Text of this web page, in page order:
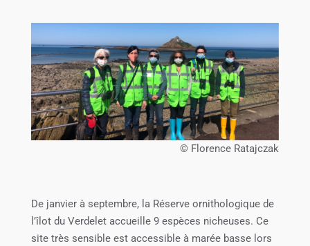
© Florence Ratajczak
De janvier à septembre, la Réserve ornithologique de
l’îlot du Verdelet accueille 9 espèces nicheuses. Ce
site très sensible est accessible à marée basse lors